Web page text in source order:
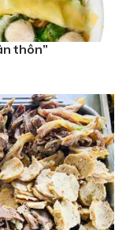
thôn”